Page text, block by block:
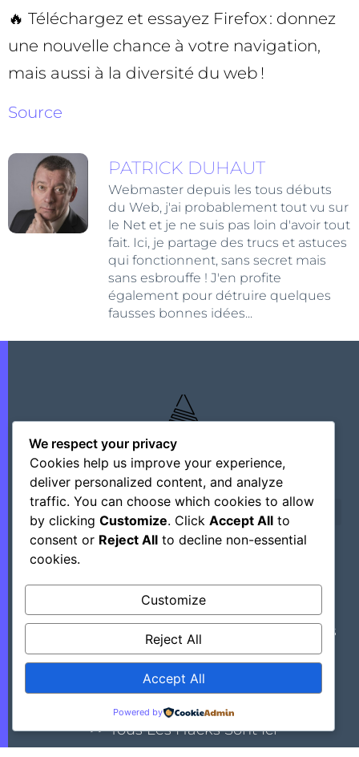
🔥 Téléchargez et essayez Firefox : donnez
une nouvelle chance à votre navigation,
mais aussi à la diversité du web !
Source
PATRICK DUHAUT
Webmaster depuis les tous débuts
du Web, j'ai probablement tout vu sur
le Net et je ne suis pas loin d'avoir tout
fait. Ici, je partage des trucs et astuces
qui fonctionnent, sans secret mais
sans esbrouffe ! J'en profite
également pour détruire quelques
fausses bonnes idées...
Découvrez Des Astuces, Des Hacks Et Des
Outils Régulièrement En Mettant Ce Site
Dans Vos Favoris.
>> Tous Les Hacks Sont Ici
We respect your privacy
Cookies help us improve your experience,
deliver personalized content, and analyze
traffic. You can choose which cookies to allow
by clicking Customize. Click Accept All to
consent or Reject All to decline non-essential
cookies.
Customize
Reject All
Accept All
Powered by